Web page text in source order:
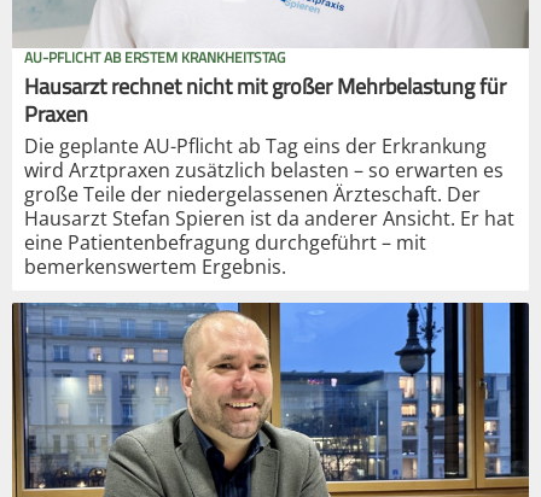
AU-PFLICHT AB ERSTEM KRANKHEITSTAG
Hausarzt rechnet nicht mit großer Mehrbelastung für
Praxen
Die geplante AU-Pflicht ab Tag eins der Erkrankung
wird Arztpraxen zusätzlich belasten – so erwarten es
große Teile der niedergelassenen Ärzteschaft. Der
Hausarzt Stefan Spieren ist da anderer Ansicht. Er hat
eine Patientenbefragung durchgeführt – mit
bemerkenswertem Ergebnis.